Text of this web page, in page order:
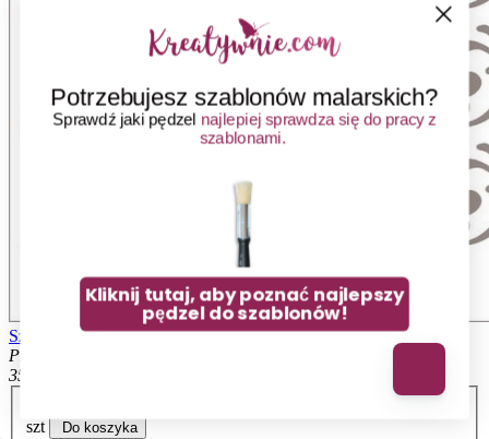
Szablon malarski do mebli SCS 024 proste ornamenty 30x30 cm
Producent:
35,00 zł
szt Do koszyka
Potrzebujesz szablonów malarskich?
Sprawdź jaki pędzel najlepiej sprawdza się do pracy z
szablonami.
Kliknij tutaj, aby poznać najlepszy
pędzel do szablonów!